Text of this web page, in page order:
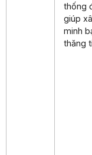
thống
giúp
minh
thăng